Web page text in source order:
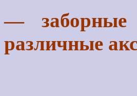
— заборные
различные